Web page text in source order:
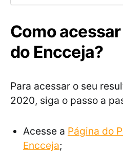
Como
do Encceja?
Para acessar o seu
2020, siga o passo a
Acesse a Página do
Encceja;